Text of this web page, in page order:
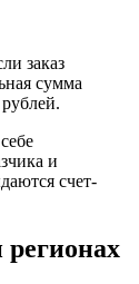
заказ
сумма
рублей.
и
счет-